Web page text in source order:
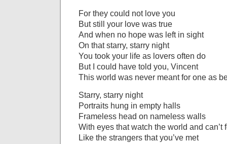
For they could not love you
But still your love was true
And when no hope was left in sight
On that starry, starry night
You took your life as lovers often do
But I could have told you, Vincent
This world was never meant for one as
Starry, starry night
Portraits hung in empty halls
Frameless head on nameless walls
With eyes that watch the world and can’t
Like the strangers that you’ve met